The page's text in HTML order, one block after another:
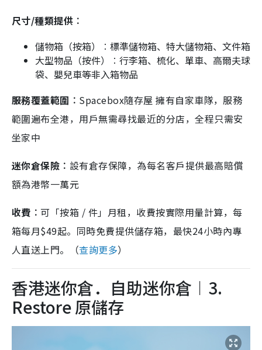
尺寸/種類提供︰
儲物箱（按箱）︰標準儲物箱、特大儲物箱、文件箱
大型物品（按件）︰行李箱、 梳化、 單車、高爾夫球
袋、嬰兒車等非入箱物品
服務覆蓋範圍︰ Spacebox隨存屋 擁有自家車隊，服務
範圍遍布全港，用戶無需尋找最近的分店，全程只需安
坐家中
迷你倉保險︰ 設有倉存保障，為每名客戶提供最高賠償
額為港幣一萬元
收費︰ 可「按箱 / 件」月租，收費按實際用量計算，每
箱每月$49起。同時免費提供儲存箱，最快24小時內專
人直送上門。（查詢更多）
香港迷你倉．自助迷你倉︱3.
Restore 原儲存